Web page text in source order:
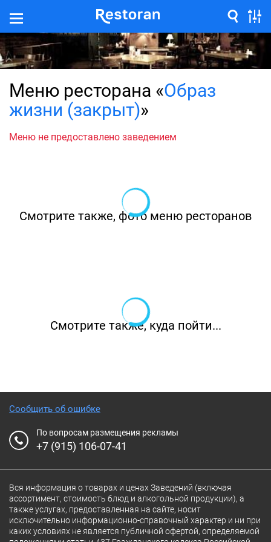
Меню ресторана «Образ
жизни (закрыт)»
Меню не предоставлено заведением
Смотрите также, фото меню ресторанов
Смотрите также, куда пойти...
Сообщить об ошибке
По вопросам размещения рекламы
+7 (915) 106-07-41
Вся информация о товарах и ценах Заведений (включая
ассортимент, стоимость блюд и алкогольной продукции), а
также услугах, предоставленная на сайте, носит
исключительно информационно-справочный характер и ни при
каких условиях не является публичной офертой, определяемой